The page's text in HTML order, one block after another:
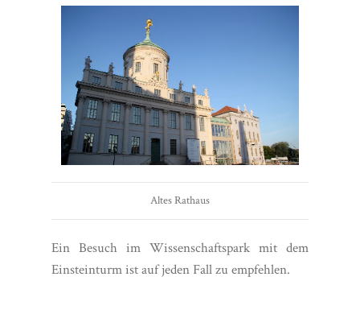
Altes Rathaus
Ein Besuch im Wissenschaftspark mit dem
Einsteinturm ist auf jeden Fall zu empfehlen.